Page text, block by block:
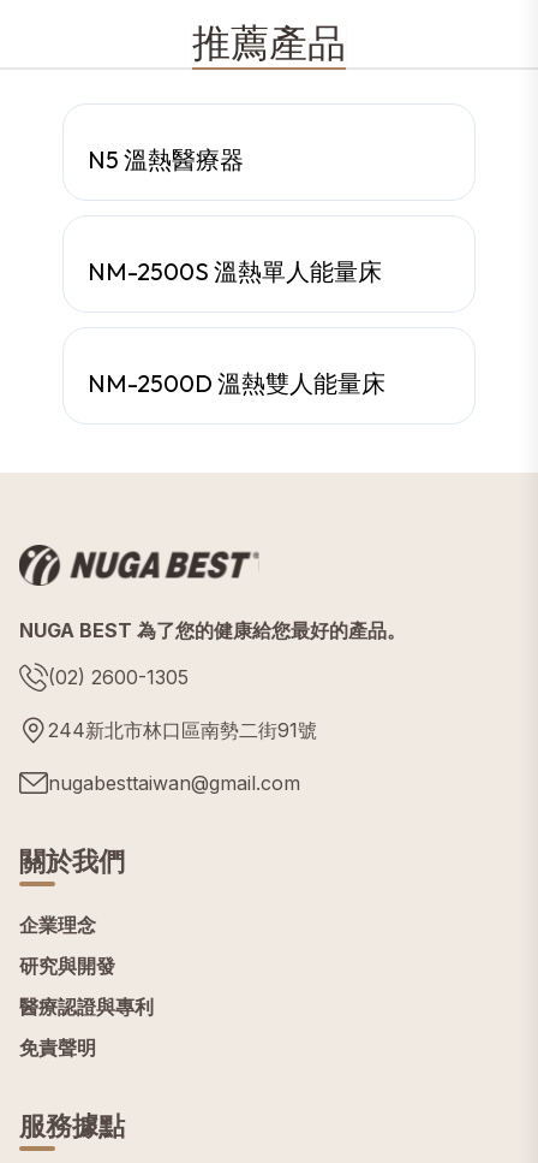
推薦產品
主打產品
N5 溫熱醫療器
主打產品
NM-2500S 溫熱單人能量床
主打產品
NM-2500D 溫熱雙人能量床
NUGA BEST 為了您的健康給您最好的產品。
(02) 2600-1305
244新北市林口區南勢二街91號
nugabesttaiwan@gmail.com
關於我們
企業理念
研究與開發
醫療認證與專利
免責聲明
服務據點